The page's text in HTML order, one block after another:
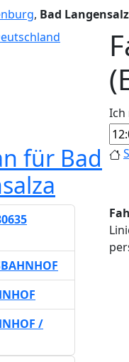
, Bad
Ich
für Bad
/